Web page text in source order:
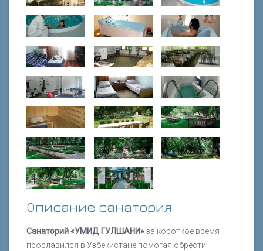
Описание санатория
Санаторий «УМИД ГУЛШАНИ»за короткое время
прославился в Узбекистане помогая обрести